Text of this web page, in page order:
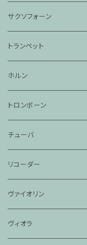
サクソフォーン
トランペット
ホルン
トロンボーン
チューバ
リコーダー
ヴァイオリン
ヴィオラ